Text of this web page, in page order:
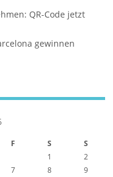
QR-Code jetzt
gewinnen
F S S
1
2
7 8
9